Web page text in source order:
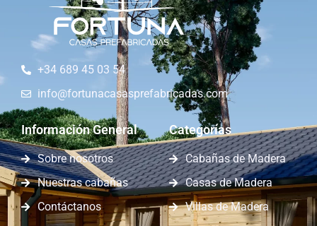
+34 689 45 03 54
info@fortunacasasprefabricadas.com
Información General
Sobre nosotros
Nuestras cabañas
Contáctanos
Categorías
Cabañas de Madera
Casas de Madera
Villas de Madera